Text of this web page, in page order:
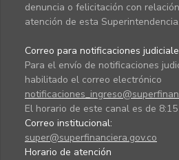
denuncia o felicitación con
atención de esta Superintendencia.
Correo para notificaciones
Para el envío de notificaciones
habilitado el correo electrónico
El horario de este canal es de 8:15
Correo institucional:
super@superfinanciera.gov.co
Horario de atención